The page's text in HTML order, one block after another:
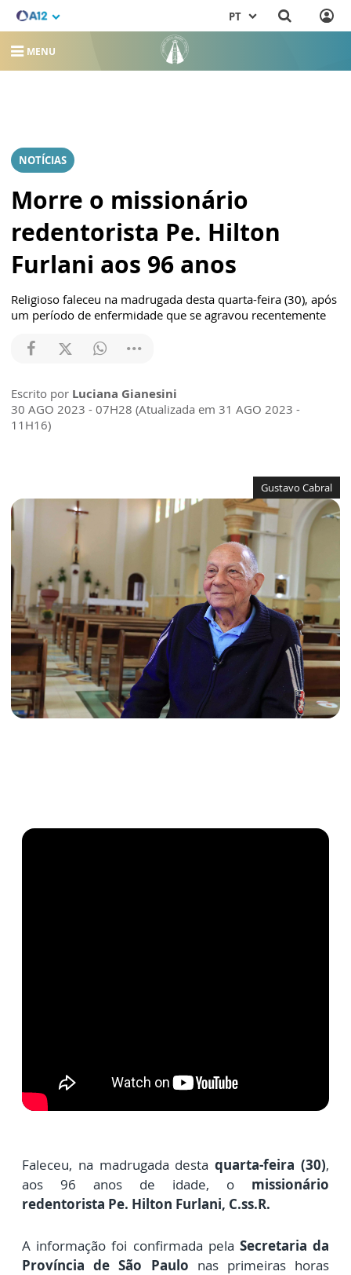
PT
MENU
NOTÍCIAS
Morre o missionário
redentorista Pe. Hilton
Furlani aos 96 anos
Religioso faleceu na madrugada desta quarta-feira (30), após
um período de enfermidade que se agravou recentemente
Escrito por Luciana Gianesini
30 AGO 2023 - 07H28 (Atualizada em 31 AGO 2023 -
11H16)
Gustavo Cabral
Faleceu, na madrugada destaquarta-feira (30),
aos 96 anos de idade, o missionário
redentorista Pe. Hilton Furlani, C.ss.R.
A informação foi confirmada pela Secretaria da
Província de São Paulo nas primeiras horas